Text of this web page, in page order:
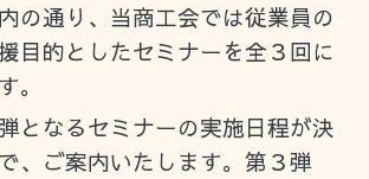
の通り、当商工会では従業員の
目的としたセミナーを全３回に
。
となるセミナーの実施日程が決
、ご案内いたします。第３弾